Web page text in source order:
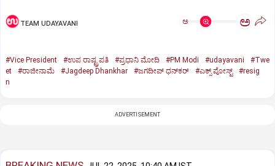
TEAM UDAYAVANI ಅ ಅ
#Vice President #ಉಪ ರಾಷ್ಟ್ರಪತಿ #ಪ್ರಧಾನಿ ಮೋದಿ #PM Modi #udayavani
#Twe
et
#ರಾಜೀನಾಮೆ #Jagdeep Dhankhar #ಜಗದೀಪ್‌ ಧನ್‌ಕರ್‌ #ಎಕ್ಸ್‌ ಪೋಸ್ಟ್
#resig
n
ADVERTISEMENT